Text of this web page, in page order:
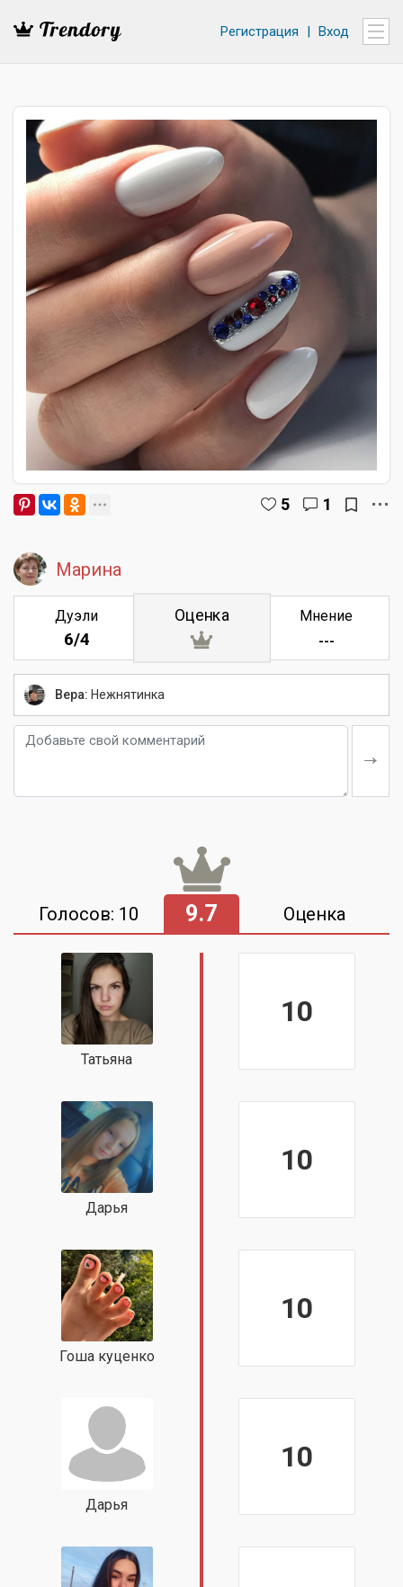
Регистрация | Вход
5 1
Марина
Дуэли
6/4
Оценка Мнение
---
Вера: Нежнятинка
Голосов: 10 9.7 Оценка
Татьяна
10
Дарья
10
Гоша куценко
10
Дарья
10